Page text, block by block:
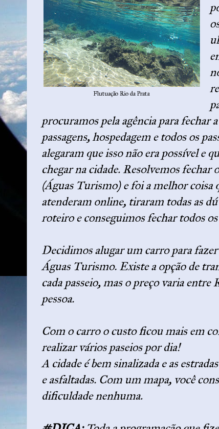
Flutuação Rio da Prata
procuramos pela agência para fechar
passagens, hospedagem e todos os
alegaram que isso não era possível e
chegar na cidade. Resolvemos fechar
(Águas Turismo) e foi a melhor coisa
atenderam online, tiraram todas as
roteiro e conseguimos fechar todos os
Decidimos alugar um carro para
Águas Turismo. Existe a opção de
cada passeio, mas o preço varia
pessoa.
Com o carro o custo ficou mais em
realizar vários paseios por dia!
A cidade é bem sinalizada e as
e asfaltadas. Com um mapa, você
dificuldade nenhuma.